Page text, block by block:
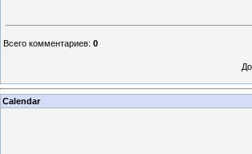
Всего комментариев: 0
Calendar